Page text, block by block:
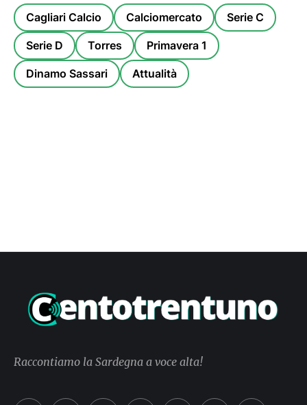
Cagliari Calcio Calciomercato Serie C
Serie D Torres Primavera 1
Dinamo Sassari Attualità
Raccontiamo la Sardegna a voce alta!